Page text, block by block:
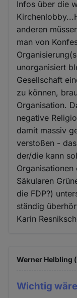
Infos über die
anderen
man von
unorganisiert
Gesellschaft
zu können,
Organisation.
negative
damit massiv
verstoßen -
der/die kann
Säkularen
die FDP?)
ständig
Karin
Werner Helbling
Wichtig